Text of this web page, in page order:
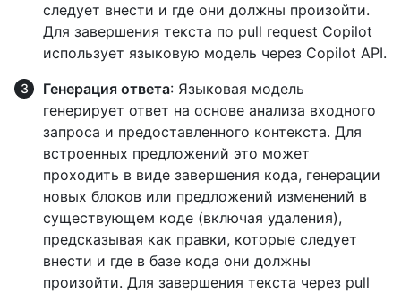
следует внести и где они должны произойти.
Для завершения текста по pull request Copilot
использует языковую модель через Copilot API.
Генерация ответа: Языковая модель
генерирует ответ на основе анализа входного
запроса и предоставленного контекста. Для
встроенных предложений это может
проходить в виде завершения кода, генерации
новых блоков или предложений изменений в
существующем коде (включая удаления),
предсказывая как правки, которые следует
внести и где в базе кода они должны
произойти. Для завершения текста через pull